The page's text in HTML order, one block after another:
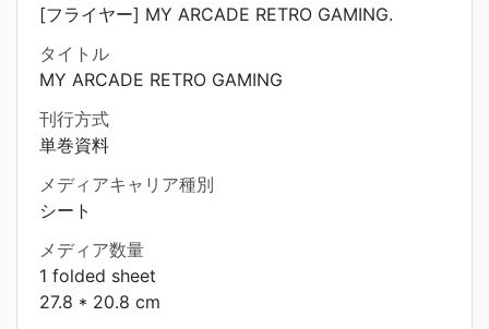
[フライヤー] MY ARCADE RETRO GAMING.
タイトル
MY ARCADE RETRO GAMING
刊行方式
単巻資料
メディアキャリア種別
シート
メディア数量
1 folded sheet
27.8 * 20.8 cm